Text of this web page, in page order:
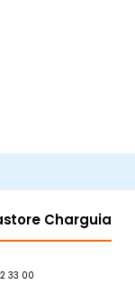
Charguia
33 00